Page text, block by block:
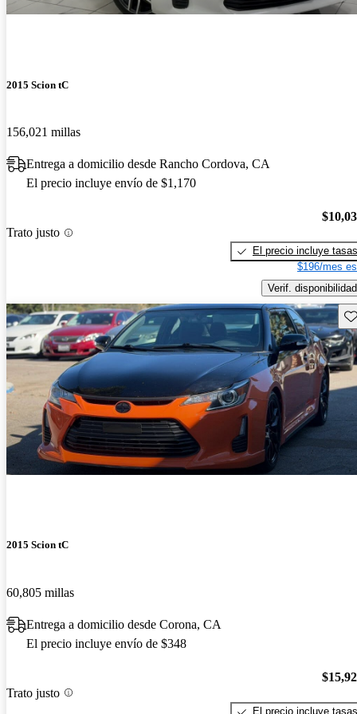
2015 Scion tC
156,021 millas
Entrega a domicilio desde Rancho Cordova, CA
El precio incluye envío de $1,170
Trato justo
El precio incluye tasas
$196/mes
Verif. disponibilidad
2015 Scion tC
60,805 millas
Entrega a domicilio desde Corona, CA
El precio incluye envío de $348
Trato justo
El precio incluye tasas